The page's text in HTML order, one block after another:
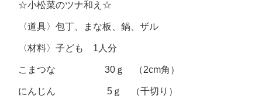
☆小松菜のツナ和え☆
〈道具〉包丁、まな板、鍋、ザル
〈材料〉子ども 1人分
こまつな 30ｇ （2cm角）
にんじん 5ｇ （千切り）